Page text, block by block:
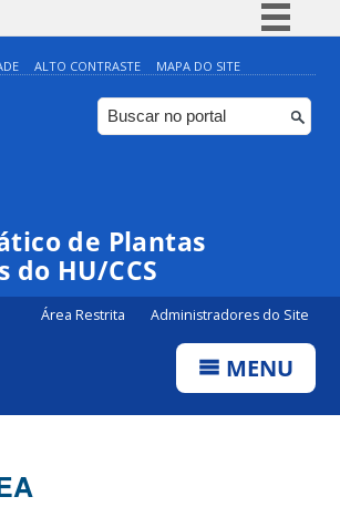
Simplifique!
Comunica BR
Participe
Canais
ALTO CONTRASTE MAPA DO SITE
de Plantas
do HU/CCS
Área Restrita Administradores do Site
MENU